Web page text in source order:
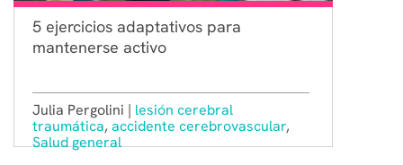
5 ejercicios adaptativos para
mantenerse activo
Julia Pergolini | lesión cerebral
traumática, accidente cerebrovascular,
Salud general